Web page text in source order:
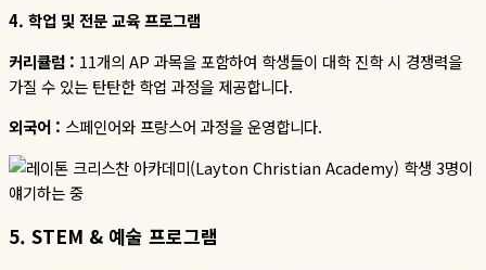
4. 학업 및 전문교육프로그램
커리큘럼 : 11개의 AP 과목을 포함하여 학생들이 대학 진학 시 경쟁력을
가질 수 있는 탄탄한 학업 과정을 제공합니다.
외국어 : 스페인어와 프랑스어 과정을 운영합니다.
5. STEM & 예술 프로그램